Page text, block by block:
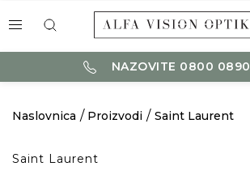
NAZOVITE 0800 0890
Naslovnica Proizvodi Saint Laurent
Saint Laurent